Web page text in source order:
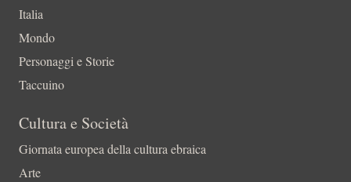
Italia
Mondo
Personaggi e Storie
Taccuino
Cultura e Società
Giornata europea della cultura ebraica
Arte